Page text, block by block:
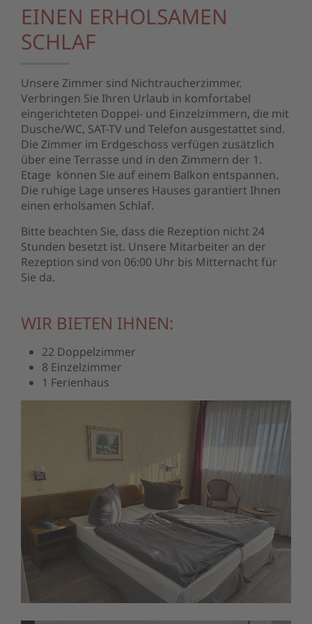
EINEN ERHOLSAMEN
SCHLAF
Unsere Zimmer sind Nichtraucherzimmer.
Verbringen Sie Ihren Urlaub in komfortabel
eingerichteten Doppel- und Einzelzimmern, die mit
Dusche/WC, SAT-TV und Telefon ausgestattet sind.
Die Zimmer im Erdgeschoss verfügen zusätzlich
über eine Terrasse und in den Zimmern der 1.
Etage können Sie auf einem Balkon entspannen.
Die ruhige Lage unseres Hauses garantiert Ihnen
einen erholsamen Schlaf.
Bitte beachten Sie, dass die Rezeption nicht 24
Stunden besetzt ist. Unsere Mitarbeiter an der
Rezeption sind von 06:00 Uhr bis Mitternacht für
Sie da.
WIR BIETEN IHNEN:
22 Doppelzimmer
8 Einzelzimmer
1 Ferienhaus